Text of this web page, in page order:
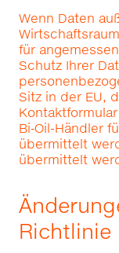
Wenn Daten
für
Schutz Ihrer
Sitz in der EU,
Bi‑Oil-Händler
übermittelt
übermittelt
Richtlinie